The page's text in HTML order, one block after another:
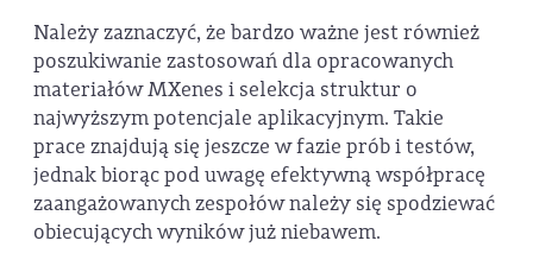
Należy zaznaczyć, że bardzo ważne jest również
poszukiwanie zastosowań dla opracowanych
materiałów MXenes i selekcja struktur o
najwyższym potencjale aplikacyjnym. Takie
prace znajdują się jeszcze w fazie prób i testów,
jednak biorąc pod uwagę efektywną współpracę
zaangażowanych zespołów należy się spodziewać
obiecujących wyników już niebawem.